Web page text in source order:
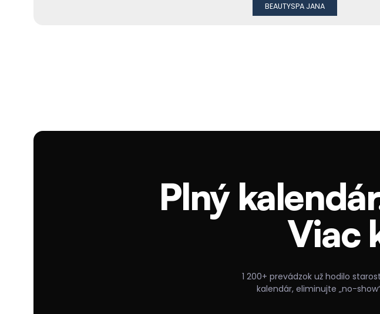
BEAUTYSPA JANA
Plný
Viac
1 200+ prevádzok už hodilo
kalendár, eliminujte „no-